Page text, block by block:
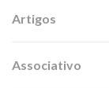
Artigos
Associativo